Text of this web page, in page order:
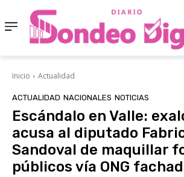
Inicio Actualidad
ACTUALIDAD NACIONALES NOTICIAS
Escándalo en Valle:
acusa al diputado
Sandoval de maquillar
públicos vía ONG